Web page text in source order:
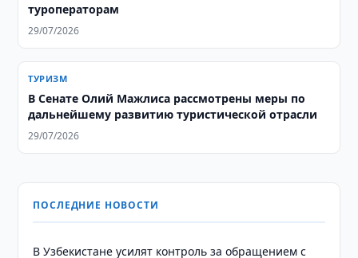
туроператорам
29/07/2026
ТУРИЗМ
В Сенате Олий Мажлиса рассмотрены меры по
дальнейшему развитию туристической отрасли
29/07/2026
ПОСЛЕДНИЕ НОВОСТИ
В Узбекистане усилят контроль за обращением с